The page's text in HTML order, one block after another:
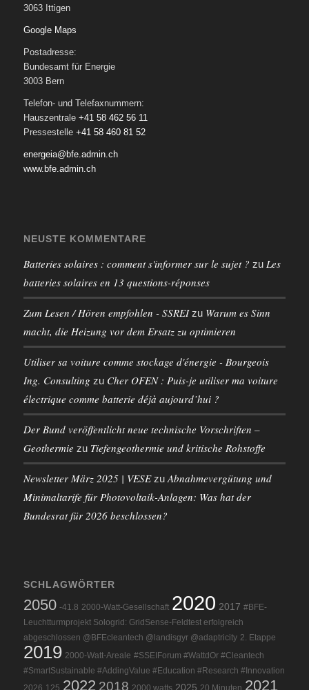
3063 Ittigen
Google Maps
Postadresse:
Bundesamt für Energie
3003 Bern
Telefon- und Telefaxnummern:
Hauszentrale +41 58 462 56 11
Pressestelle +41 58 460 81 52
energeia@bfe.admin.ch
www.bfe.admin.ch
NEUSTE KOMMENTARE
Batteries solaires : comment s'informer sur le sujet ? zu Les
batteries solaires en 13 questions-réponses
Zum Lesen / Hören empfohlen - SSREIzu Warum es Sinn
macht, die Heizung vor dem Ersatz zu optimieren
Utiliser sa voiture comme stockage d'énergie - Bourgeois
Ing. Consulting zu Cher OFEN : Puis-je utiliser ma voiture
électrique comme batterie déjà aujourd’hui ?
Der Bund veröffentlicht neue technische Vorschriften –
Geothermie zu Tiefengeothermie und kritische Rohstoffe
Newsletter März 2025 | VESEzu Abnahmevergütung und
Minimaltarife für Photovoltaik-Anlagen: Was hat der
Bundesrat für 2026 beschlossen?
SCHLAGWÖRTER
2050 -41.8 2000-Watt-Gesellschaft 2020 2017 #BFE-
Leuchtturmprojekt Sologrid: GridSense-Feldtest erfolgreich
abgeschlossen @BFEcleantech @landisgyr @adaptricity 2. Etappe
2019 2000-Watt-Areale #SSEIForum #WattdOr #Cleantech
#SmartSustainable #AddingValue #Education #Research #Innovation
2026 125 2022 2018 2000 watts 2025 20 Minuten 2021